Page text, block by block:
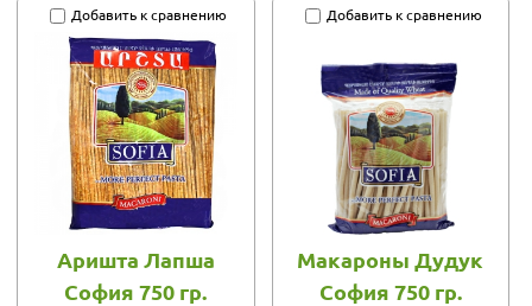
Добавить к сравнению
Аришта Лапша
София 750 гр.
Добавить к сравнению
Макароны Дудук
София 750 гр.